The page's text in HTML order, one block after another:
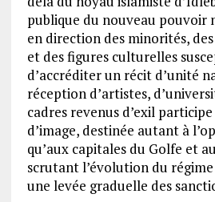
publique du nouveau pouvoir
en direction des minorités,
et des figures culturelles
d’accréditer un récit d’unité
réception d’artistes,
cadres revenus d’exil
d’image, destinée autant à
qu’aux capitales du Golfe et
scrutant l’évolution du
une levée graduelle des